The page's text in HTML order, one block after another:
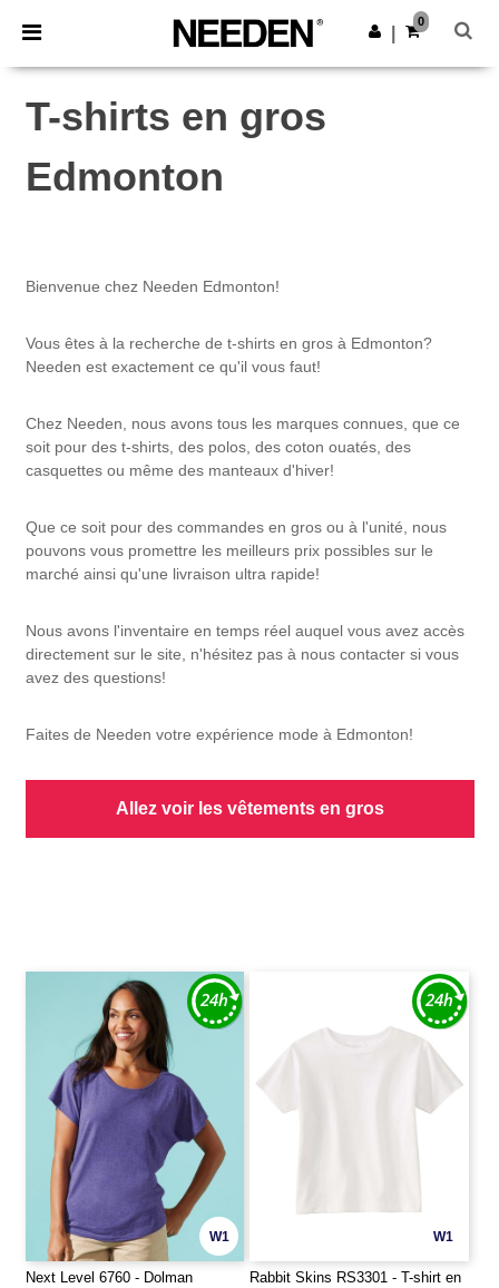
× Appli Needen
Meilleurs prix sur l’app !
Obtenir l'appli
0
T-shirts en gros
Edmonton
Bienvenue chez Needen Edmonton!
Vous êtes à la recherche de t-shirts en gros à Edmonton?
Needen est exactement ce qu'il vous faut!
Chez Needen, nous avons tous les marques connues, que ce
soit pour des t-shirts, des polos, des coton ouatés, des
casquettes ou même des manteaux d'hiver!
Que ce soit pour des commandes en gros ou à l'unité, nous
pouvons vous promettre les meilleurs prix possibles sur le
marché ainsi qu'une livraison ultra rapide!
Nous avons l'inventaire en temps réel auquel vous avez accès
directement sur le site, n'hésitez pas à nous contacter si vous
avez des questions!
Faites de Needen votre expérience mode à Edmonton!
Allez voir les vêtements en gros
W1
Next Level 6760 - Dolman
W1
Rabbit Skins RS3301 - T-shirt en